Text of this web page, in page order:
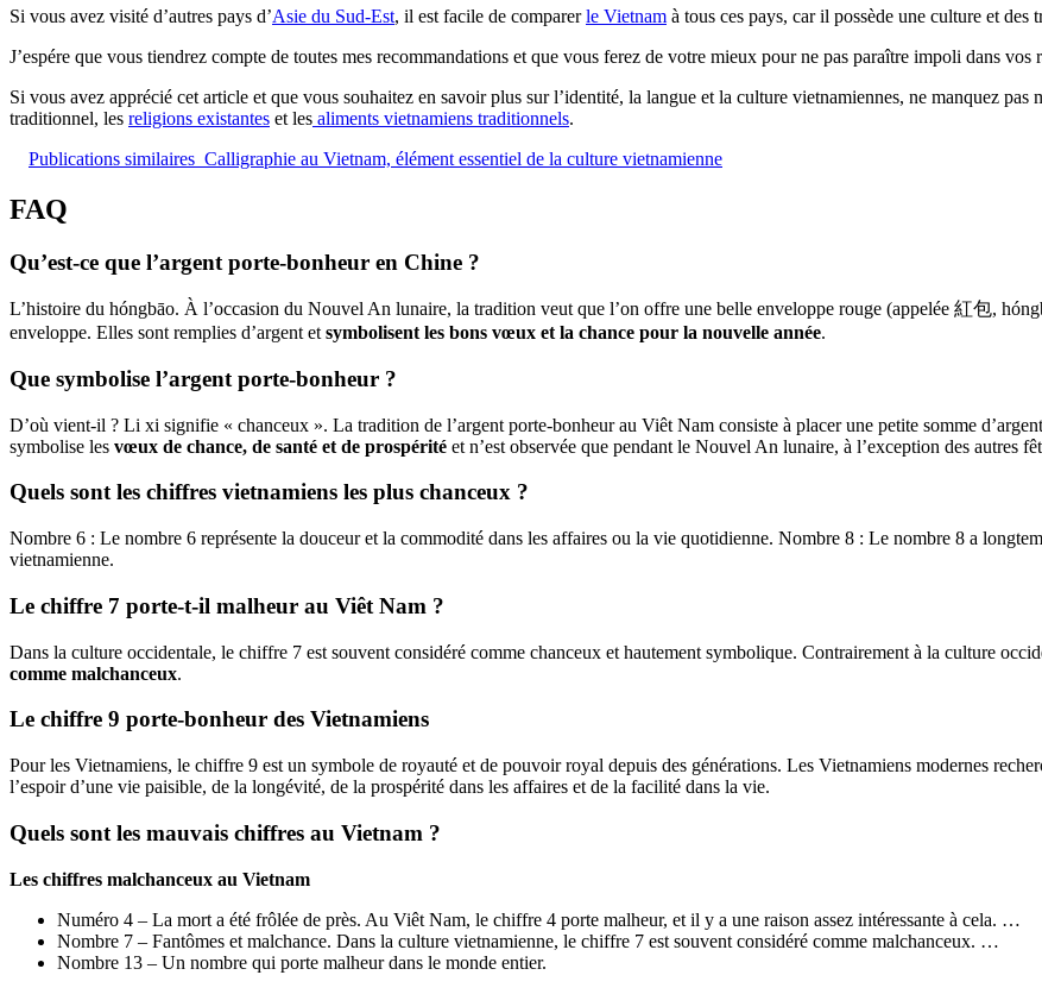
Si vous avez visité d’autres pays d’Asie du Sud-Est, il est facile de comparerle Vietnam à tous ces pays, car il possède une culture et des
J’espére que vous tiendrez compte de toutes mes recommandations et que vous ferez de votre mieux pour ne pas paraître impoli dans vos
Si vous avez apprécié cet article et que vous souhaitez en savoir plus sur l’identité, la langue et la culture vietnamiennes, ne manquez
traditionnel, les religions existantes et les aliments vietnamiens traditionnels.
Publications similaires Calligraphie au Vietnam, élément essentiel de la culture vietnamienne
FAQ
Qu’est-ce que l’argent porte-bonheur en Chine ?
L’histoire du hóngbāo. À l’occasion du Nouvel An lunaire, la tradition veut que l’on offre une belle enveloppe rouge (appelée 紅包,
enveloppe. Elles sont remplies d’argent et symbolisent les bons vœux et la chance pour la nouvelle année.
Que symbolise l’argent porte-bonheur ?
D’où vient-il ? Li xi signifie « chanceux ». La tradition de l’argent porte-bonheur au Viêt Nam consiste à placer une petite somme
symbolise les vœux de chance, de santé et de prospérité et n’est observée que pendant le Nouvel An lunaire, à l’exception des autres
Quels sont les chiffres vietnamiens les plus chanceux ?
Nombre 6 : Le nombre 6 représente la douceur et la commodité dans les affaires ou la vie quotidienne. Nombre 8 : Le nombre 8 a
vietnamienne.
Le chiffre 7 porte-t-il malheur au Viêt Nam ?
Dans la culture occidentale, le chiffre 7 est souvent considéré comme chanceux et hautement symbolique. Contrairement à la culture
comme malchanceux.
Le chiffre 9 porte-bonheur des Vietnamiens
Pour les Vietnamiens, le chiffre 9 est un symbole de royauté et de pouvoir royal depuis des générations. Les Vietnamiens modernes
l’espoir d’une vie paisible, de la longévité, de la prospérité dans les affaires et de la facilité dans la vie.
Quels sont les mauvais chiffres au Vietnam ?
Les chiffres malchanceux au Vietnam
Numéro 4 – La mort a été frôlée de près. Au Viêt Nam, le chiffre 4 porte malheur, et il y a une raison assez intéressante à cela. …
Nombre 7 – Fantômes et malchance. Dans la culture vietnamienne, le chiffre 7 est souvent considéré comme malchanceux. …
Nombre 13 – Un nombre qui porte malheur dans le monde entier.